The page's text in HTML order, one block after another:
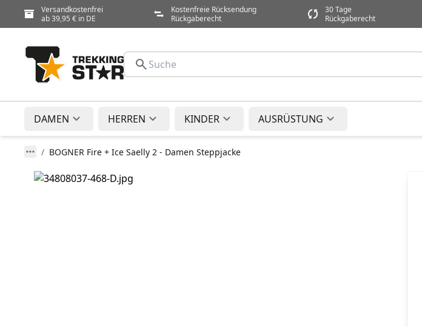
Versandkostenfrei
ab 39,95 € in DE
Kostenfreie Rücksendung
Rückgaberecht
30 Tage
Rückgaberecht
DAMEN HERREN KINDER AUSRÜSTUNG
BOGNER Fire + Ice Saelly 2 - Damen Steppjacke